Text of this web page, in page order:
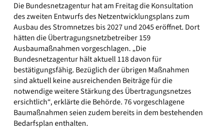
Die Bundesnetzagentur hat am Freitag die Konsultation
des zweiten Entwurfs des Netzentwicklungsplans zum
Ausbau des Stromnetzes bis 2027 und 2045 eröffnet. Dort
hätten die Übertragungsnetzbetreiber 159
Ausbaumaßnahmen vorgeschlagen. „Die
Bundesnetzagentur hält aktuell 118 davon für
bestätigungsfähig. Bezüglich der übrigen Maßnahmen
sind aktuell keine ausreichenden Beiträge für die
notwendige weitere Stärkung des Übertragungsnetzes
ersichtlich“, erklärte die Behörde. 76 vorgeschlagene
Baumaßnahmen seien zudem bereits in dem bestehenden
Bedarfsplan enthalten.